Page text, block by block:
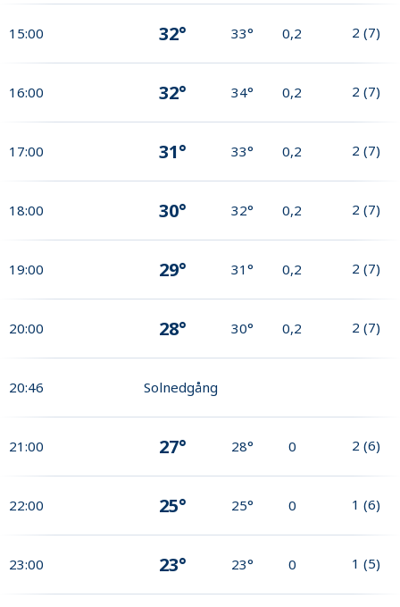
15:00 32° 33° 0,2 2 (7)
16:00 32° 34° 0,2 2 (7)
17:00 31° 33° 0,2 2 (7)
18:00 30° 32° 0,2 2 (7)
19:00 29° 31° 0,2 2 (7)
20:00 28° 30° 0,2 2 (7)
20:46 Solnedgång
21:00 27° 28° 0 2 (6)
22:00 25° 25° 0 1 (6)
23:00 23° 23° 0 1 (5)